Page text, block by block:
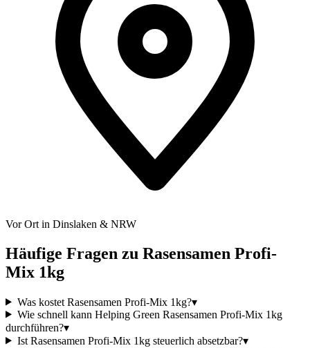
Vor Ort in Dinslaken & NRW
Häufige Fragen zu Rasensamen Profi-
Mix 1kg
Was kostet Rasensamen Profi-Mix 1kg?▾
Wie schnell kann Helping Green Rasensamen Profi-Mix 1kg
durchführen?▾
Ist Rasensamen Profi-Mix 1kg steuerlich absetzbar?▾